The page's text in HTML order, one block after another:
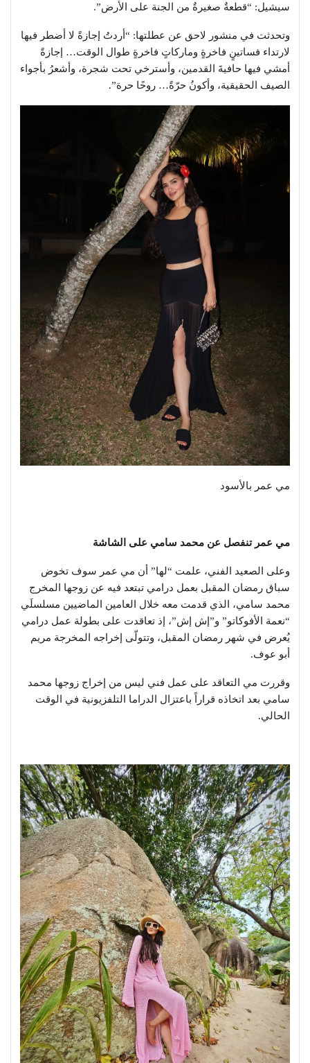
سيشيل: “قطعةٌ صغيرةٌ من الجنة على الأرض”.
وتحدثت في منشور لاحق عن عطلتها: “أردتُ إجازةً لا أضطر فيها
لارتداء فساتينٍ فاخرةٍ وماركاتٍ فاخرةٍ طوال الوقت… إجازةً
أمشي فيها حافيةَ القدمين، وأسترخي تحت شجرة، وأشعرُ بأجواء
الصيف الحقيقية، وأكونُ حرّةً… روحًا حرة”.
مي عمر بالأسود
مي عمر تنفصل عن محمد سامي على الشاشة
وعلى الصعيد الفني، علمت “لها” أن مي عمر سوف تخوض
سباق رمضان المقبل بعمل درامي تبتعد فيه عن زوجها المخرج
محمد سامي، الذي قدمت معه خلال العامين الماضيين مسلسلَي
“نعمة الأفوكاتو” و”إش إش”، إذ تعاقدت على بطولة عمل درامي
يُعرض في شهر رمضان المقبل، وتتولّى إخراجه المخرجة مريم
أبو عوف.
وقررت مي التعاقد على عمل فني ليس من إخراج زوجها محمد
سامي بعد اتخاذه قراراً باعتزال الدراما التلفزيونية في الوقت
الحالي.